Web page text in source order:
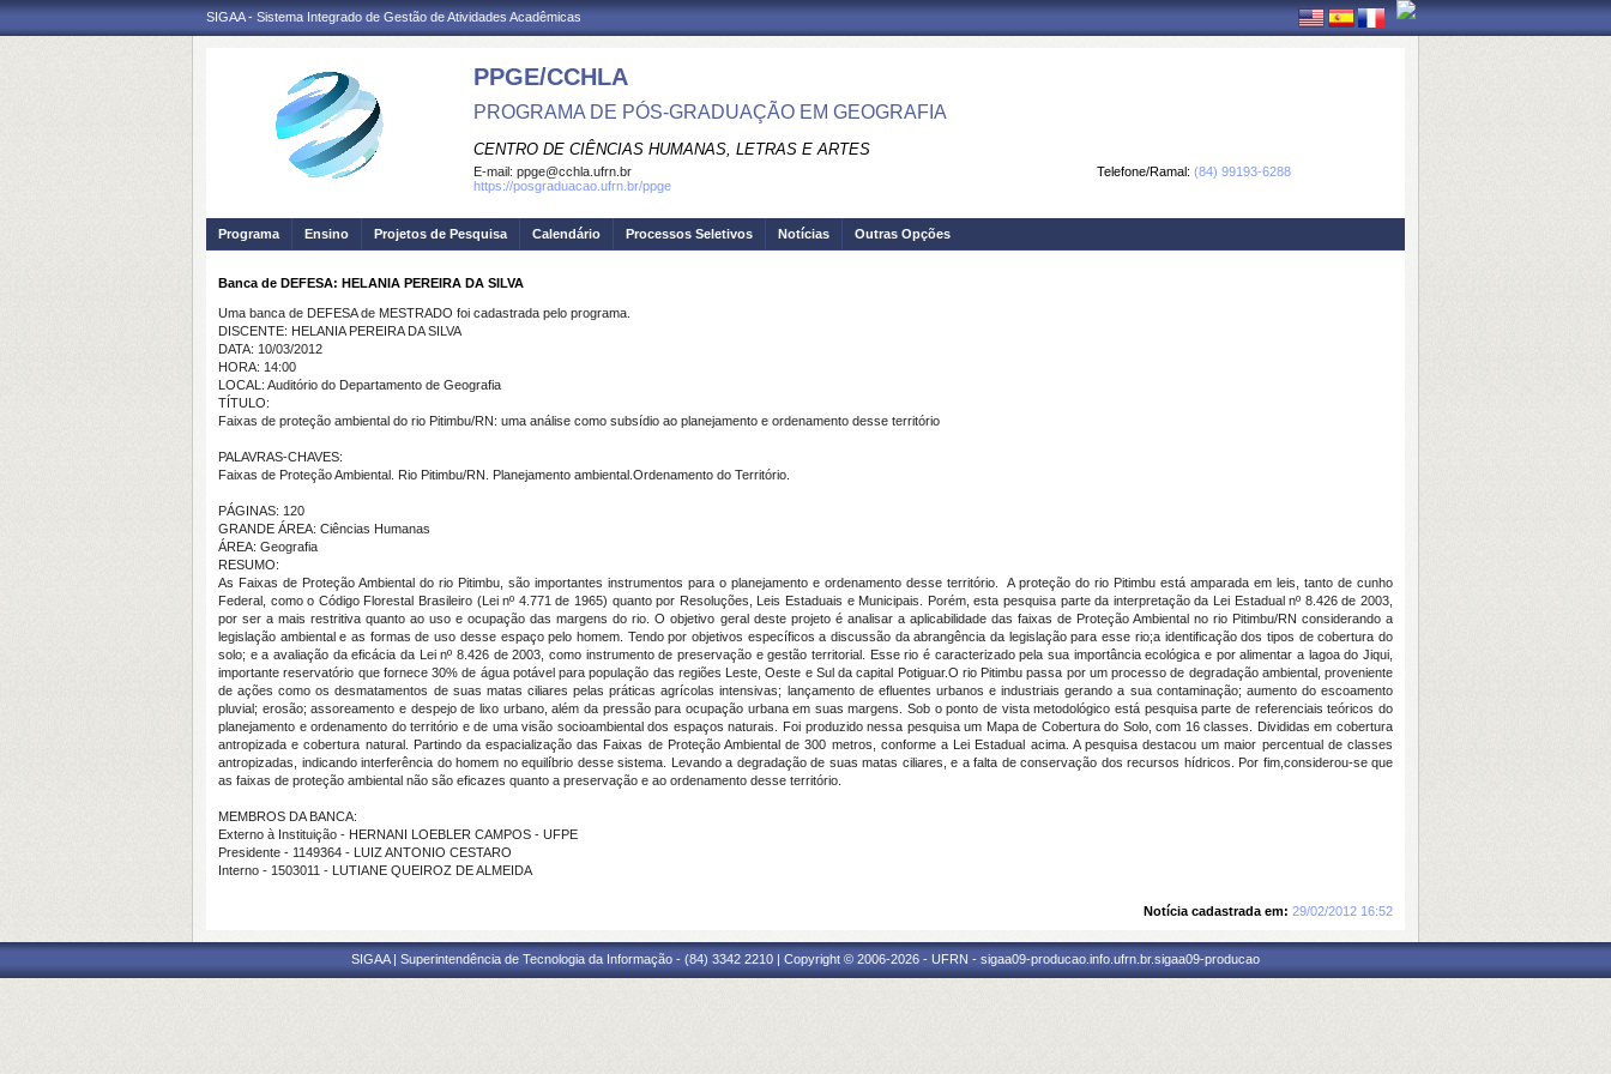
SIGAA - Sistema Integrado de Gestão de Atividades Acadêmicas
PPGE/CCHLA
PROGRAMA DE PÓS-GRADUAÇÃO EM GEOGRAFIA
CENTRO DE CIÊNCIAS HUMANAS, LETRAS E ARTES
Telefone/Ramal: (84) 99193-6288
E-mail: ppge@cchla.ufrn.br
https://posgraduacao.ufrn.br/ppge
Programa Ensino Projetos de Pesquisa Calendário Processos Seletivos Notícias Outras Opções
Banca de DEFESA: HELANIA PEREIRA DA SILVA
Uma banca de DEFESA de MESTRADO foi cadastrada pelo programa.
DISCENTE: HELANIA PEREIRA DA SILVA
DATA: 10/03/2012
HORA: 14:00
LOCAL: Auditório do Departamento de Geografia
TÍTULO:
Faixas de proteção ambiental do rio Pitimbu/RN: uma análise como subsídio ao planejamento e ordenamento desse território
PALAVRAS-CHAVES:
Faixas de Proteção Ambiental. Rio Pitimbu/RN. Planejamento ambiental.Ordenamento do Território.
PÁGINAS: 120
GRANDE ÁREA: Ciências Humanas
ÁREA: Geografia
RESUMO:
As Faixas de Proteção Ambiental do rio Pitimbu, são importantes instrumentos para o planejamento e ordenamento desse território. A proteção do rio Pitimbu está amparada em leis, tanto de cunho
Federal, como o Código Florestal Brasileiro (Lei nº 4.771 de 1965) quanto por Resoluções, Leis Estaduais e Municipais. Porém, esta pesquisa parte da interpretação da Lei Estadual nº 8.426 de 2003,
por ser a mais restritiva quanto ao uso e ocupação das margens do rio. O objetivo geral deste projeto é analisar a aplicabilidade das faixas de Proteção Ambiental no rio Pitimbu/RN considerando a
legislação ambiental e as formas de uso desse espaço pelo homem. Tendo por objetivos específicos a discussão da abrangência da legislação para esse rio;a identificação dos tipos de cobertura do
solo; e a avaliação da eficácia da Lei nº 8.426 de 2003, como instrumento de preservação e gestão territorial. Esse rio é caracterizado pela sua importância ecológica e por alimentar a lagoa do Jiqui,
importante reservatório que fornece 30% de água potável para população das regiões Leste, Oeste e Sul da capital Potiguar.O rio Pitimbu passa por um processo de degradação ambiental, proveniente
de ações como os desmatamentos de suas matas ciliares pelas práticas agrícolas intensivas; lançamento de efluentes urbanos e industriais gerando a sua contaminação; aumento do escoamento
pluvial; erosão; assoreamento e despejo de lixo urbano, além da pressão para ocupação urbana em suas margens. Sob o ponto de vista metodológico está pesquisa parte de referenciais teóricos do
planejamento e ordenamento do território e de uma visão socioambiental dos espaços naturais. Foi produzido nessa pesquisa um Mapa de Cobertura do Solo, com 16 classes. Divididas em cobertura
antropizada e cobertura natural. Partindo da espacialização das Faixas de Proteção Ambiental de 300 metros, conforme a Lei Estadual acima. A pesquisa destacou um maior percentual de classes
antropizadas, indicando interferência do homem no equilíbrio desse sistema. Levando a degradação de suas matas ciliares, e a falta de conservação dos recursos hídricos. Por fim,considerou-se que
as faixas de proteção ambiental não são eficazes quanto a preservação e ao ordenamento desse território.
MEMBROS DA BANCA:
Externo à Instituição - HERNANI LOEBLER CAMPOS - UFPE
Presidente - 1149364 - LUIZ ANTONIO CESTARO
Interno - 1503011 - LUTIANE QUEIROZ DE ALMEIDA
Notícia cadastrada em: 29/02/2012 16:52
SIGAA | Superintendência de Tecnologia da Informação - (84) 3342 2210 | Copyright © 2006-2026 - UFRN - sigaa09-producao.info.ufrn.br.sigaa09-producao